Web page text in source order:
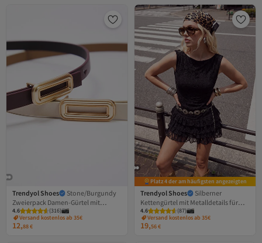
Trendyol Shoes
Stone/Burgundy
Zweierpack Damen-Gürtel mit
rechteckiger Schnalle
TWOAW25KE00009
4.6 (316)
Versand kostenlos ab 35€
12,88€
Platz 4 der am häufigsten angezeigten
Trendyol Shoes
Silberner
Kettengürtel mit Metalldetails für
Damen TWOAW26KE00012
4.6 (87)
Versand kostenlos ab 35€
19,56€